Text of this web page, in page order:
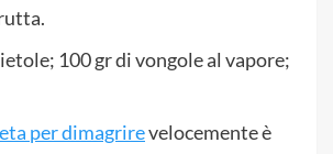
100 gr di vongole al vapore;
per dimagrirevelocemente è